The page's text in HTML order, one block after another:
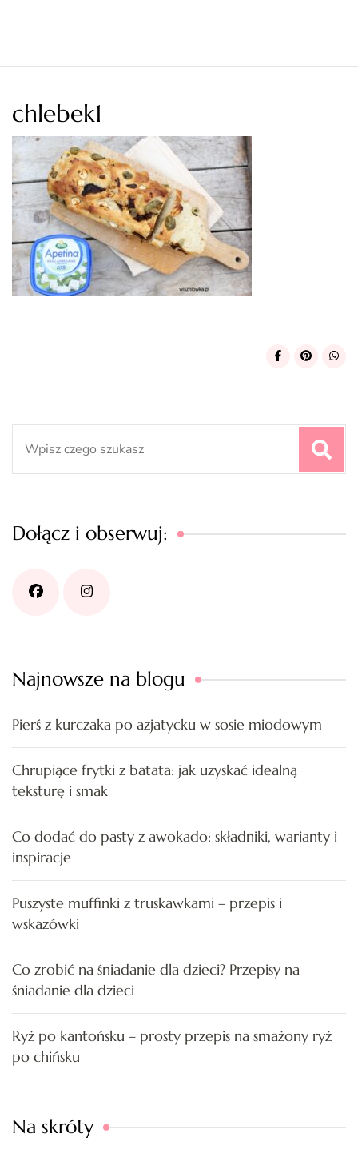
chlebek1
Dołącz i obserwuj:
Najnowsze na blogu
Pierś z kurczaka po azjatycku w sosie miodowym
Chrupiące frytki z batata: jak uzyskać idealną
teksturę i smak
Co dodać do pasty z awokado: składniki, warianty i
inspiracje
Puszyste muffinki z truskawkami – przepis i
wskazówki
Co zrobić na śniadanie dla dzieci? Przepisy na
śniadanie dla dzieci
Ryż po kantońsku – prosty przepis na smażony ryż
po chińsku
Na skróty